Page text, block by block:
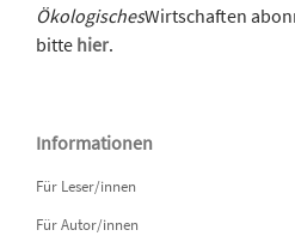
ÖkologischesWirtschaften
bitte hier.
Informationen
Für Leser/innen
Für Autor/innen